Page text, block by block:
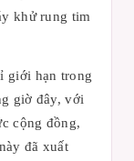
khử rung tim
giới hạn trong
giờ đây, với
cộng đồng,
đã xuất